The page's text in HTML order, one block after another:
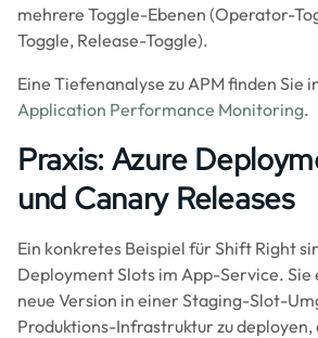
mehrere Toggle-Ebenen (Operator-
Toggle, Release-Toggle).
Eine Tiefenanalyse zu APM finden Sie
Application Performance Monitoring.
Praxis: Azure
und Canary Releases
Ein konkretes Beispiel für Shift Right
Deployment Slots im App-Service. Sie
neue Version in einer Staging-Slot-
Produktions-Infrastruktur zu deployen,